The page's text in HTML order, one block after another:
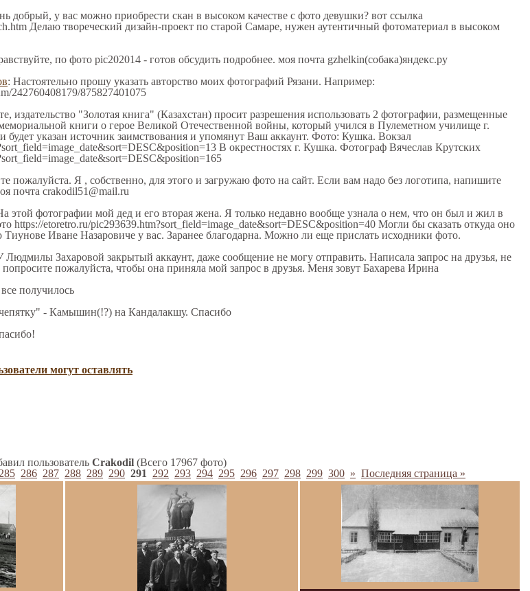
добрый, у вас можно приобрести скан в высоком качестве с фото девушки? вот ссылка
Делаю твореческий дизайн-проект по старой Самаре, нужен аутентичный фотоматериал в высоком
по фото pic202014 - готов обсудить подробнее. моя почта gzhelkin(собака)яндекс.ру
: Настоятельно прошу указать авторство моих фотографий Рязани. Например:
242760408179/875827401075
издательство "Золотая книга" (Казахстан) просит разрешения использовать 2 фотографии, размещенные
книги о герое Великой Отечественной войны, который учился в Пулеметном училище г.
указан источник заимствования и упомянут Ваш аккаунт. Фото: Кушка. Вокзал
В окрестностях г. Кушка. Фотограф Вячеслав Крутских
пожалуйста. Я , собственно, для этого и загружаю фото на сайт. Если вам надо без логотипа, напишите
почта crakodil51@mail.ru
этой фотографии мой дед и его вторая жена. Я только недавно вообще узнала о нем, что он был и жил в
https://etoretro.ru/pic293639.htm?sort_field=image_date&sort=DESC&position=40 Могли бы сказать откуда оно
Тиунове Иване Назаровиче у вас. Заранее благодарна. Можно ли еще прислать исходники фото.
Людмилы Захаровой закрытый аккаунт, даже сообщение не могу отправить. Написала запрос на друзья, не
пожалуйста, чтобы она приняла мой запрос в друзья. Меня зовут Бахарева Ирина
получилось
- Камышин(!?) на Кандалакшу. Спасибо
могут оставлять
пользователь Crakodil (Всего 17967 фото)
285 286 287 288 289 290 291 292 293 294 295 296 297 298 299 300 » Последняя страница »